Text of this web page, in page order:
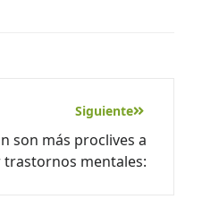
Siguiente
son más proclives a
trastornos mentales: